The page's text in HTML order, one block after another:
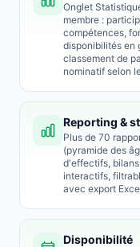
Onglet
membre :
compétences,
disponibilités en
classement de
nominatif selon
Reporting &
Plus de 70
(pyramide des
d'effectifs,
interactifs,
avec export
Disponibilité